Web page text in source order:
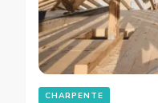
CHARPENTE